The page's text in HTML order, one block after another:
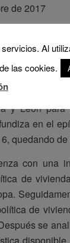
de 2017
en la
política
y León
en el
quedando
con una
de
de
se
Al
las cookies.